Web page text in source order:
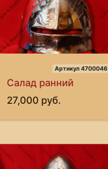
Артикул 4700046
Салад ранний
27,000 руб.